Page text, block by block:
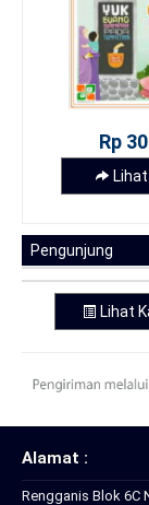
Rp
Pengunjung
Lihat
Alamat :
Rengganis Blok 6C